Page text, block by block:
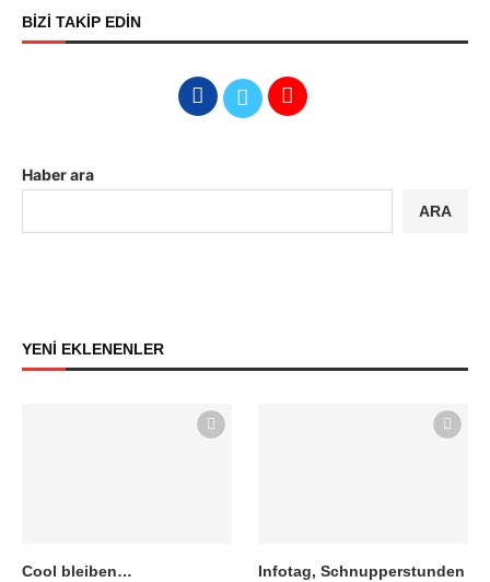
BİZİ TAKİP EDİN
Haber ara
ARA
YENİ EKLENENLER
Cool bleiben…
Infotag, Schnupperstunden